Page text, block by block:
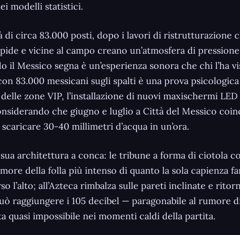
modelli statistici.
di circa 83.000 posti, dopo i lavori di ristrutturazione
e vicine al campo creano un’atmosfera di
Messico segna è un’esperienza sonora che chi l’ha
83.000 messicani sugli spalti è una prova
zone VIP, l’installazione di nuovi maxischermi
che giugno e luglio a Città del Messico
30-40 millimetri d’acqua in un’ora.
architettura a conca: le tribune a forma di ciotola
della folla più intenso di quanto la sola capienza
l’alto; all’Azteca rimbalza sulle pareti inclinate e
raggiungere i 105 decibel — paragonabile al rumore
quasi impossibile nei momenti caldi della partita.